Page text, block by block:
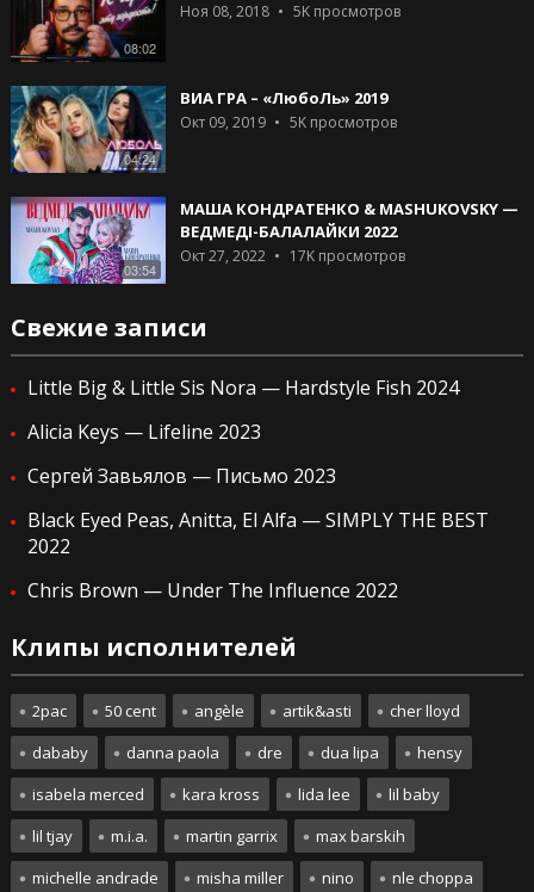
08:02
Ноя 08, 2018 5Kпросмотров
04:24
ВИА ГРА – «ЛюбоЛь» 2019
Окт 09, 2019 5Kпросмотров
03:54
МАША КОНДРАТЕНКО & MASHUKOVSKY —
ВЕДМЕДІ-БАЛАЛАЙКИ 2022
Окт 27, 2022 17Kпросмотров
Свежие записи
Little Big & Little Sis Nora — Hardstyle Fish 2024
Alicia Keys — Lifeline 2023
Сергей Завьялов — Письмо 2023
Black Eyed Peas, Anitta, El Alfa — SIMPLY THE BEST
2022
Chris Brown — Under The Influence 2022
Клипы исполнителей
2pac 50 cent angèle artik&asti
cher lloyd
dababy
danna paola dre dua lipa
hensy
isabela merced
kara kross lida lee
lil baby
lil tjay
m.i.a. martin garrix
max barskih
michelle andrade
misha miller nino nle choppa